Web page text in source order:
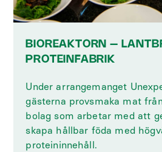
BIOREAKTORN –
PROTEINFABRIK
Under arrangemanget
gästerna provsmaka mat
bolag som arbetar med att
skapa hållbar föda med
proteininnehåll.